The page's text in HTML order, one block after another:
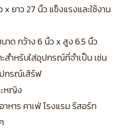
x ยาว 27 นิ้ว แข็งแรงและใช้งาน
นาด กว้าง 6 นิ้ว x สูง 6.5 นิ้ว
สำหรับใส่อุปกรณ์ที่จำเป็น เช่น
กรณ์เสิร์ฟ
ะหญิง
าหาร คาเฟ่ โรงแรม รีสอร์ท